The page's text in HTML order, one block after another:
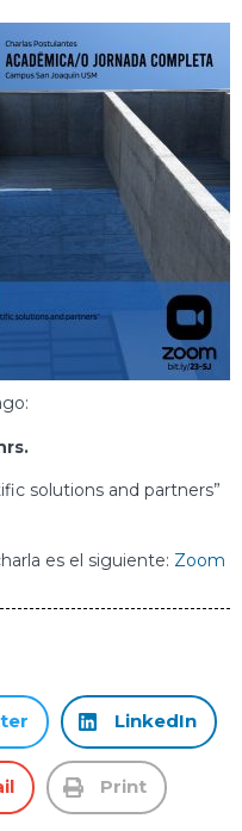
solutions and partners”
es el siguiente: Zoom
LinkedIn
Print